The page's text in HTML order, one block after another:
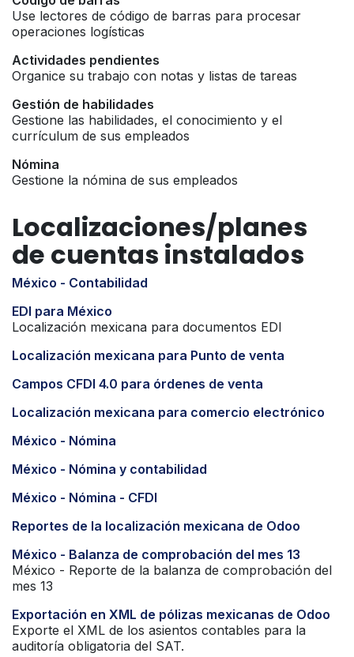
Use lectores de código de barras para procesar
operaciones logísticas
Actividades pendientes
Organice su trabajo con notas y listas de tareas
Gestión de habilidades
Gestione las habilidades, el conocimiento y el
currículum de sus empleados
Nómina
Gestione la nómina de sus empleados
Localizaciones/planes
de cuentas instalados
México - Contabilidad
EDI para México
Localización mexicana para documentos EDI
Localización mexicana para Punto de venta
Campos CFDI 4.0 para órdenes de venta
Localización mexicana para comercio electrónico
México - Nómina
México - Nómina y contabilidad
México - Nómina - CFDI
Reportes de la localización mexicana de Odoo
México - Balanza de comprobación del mes 13
México - Reporte de la balanza de comprobación del
mes 13
Exportación en XML de pólizas mexicanas de Odoo
Exporte el XML de los asientos contables para la
auditoría obligatoria del SAT.